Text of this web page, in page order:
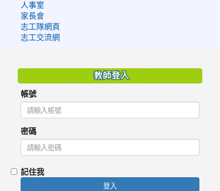
人事室
家長會
志工隊網頁
志工交流網
教師登入
帳號
密碼
記住我
登入